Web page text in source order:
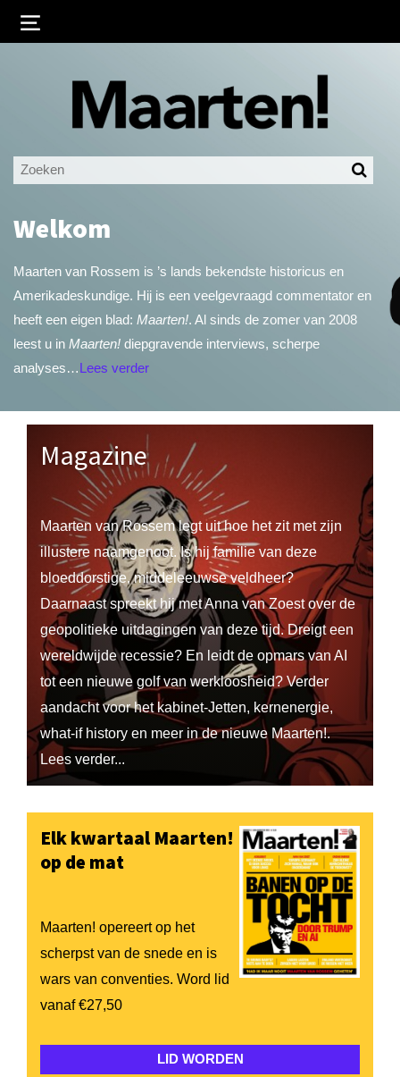
Ingelogd blijven
LOGIN
Welkom
Maarten van Rossem is ’s lands bekendste historicus en
Amerikadeskundige. Hij is een veelgevraagd commentator en
heeft een eigen blad: Maarten!. Al sinds de zomer van 2008
leest u in Maarten! diepgravende interviews, scherpe
analyses…Lees verder
Magazine
Maarten van Rossem legt uit hoe het zit met zijn
illustere naamgenoot. Is hij familie van deze
bloeddorstige, middeleeuwse veldheer?
Daarnaast spreekt hij met Anna van Zoest over de
geopolitieke uitdagingen van deze tijd. Dreigt een
wereldwijde recessie? En leidt de opmars van AI
tot een nieuwe golf van werkloosheid? Verder
aandacht voor het kabinet-Jetten, kernenergie,
what-if history en meer in de nieuwe Maarten!.
Lees verder...
Elk kwartaal Maarten!
op de mat
Maarten! opereert op het
scherpst van de snede en is
wars van conventies. Word lid
vanaf €27,50
LID WORDEN